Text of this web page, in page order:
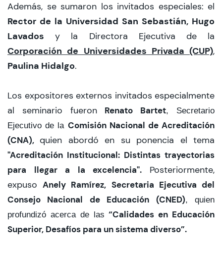
Además, se sumaron los invitados especiales: el
Rector de la Universidad San Sebastián, Hugo
Lavados y la Directora Ejecutiva de la
Corporación de Universidades Privada (CUP),
Paulina Hidalgo.
Los expositores externos invitados especialmente
al seminario fueron Renato Bartet, Secretario
Ejecutivo de la Comisión Nacional de Acreditación
(CNA), quien abordó en su ponencia el tema
"Acreditación Institucional: Distintas trayectorias
para llegar a la excelencia". Posteriormente,
expusoAnely Ramírez, Secretaria Ejecutiva del
Consejo Nacional de Educación (CNED), quien
profundizó acerca de las“Calidades en Educación
Superior, Desafíos para un sistema diverso”.